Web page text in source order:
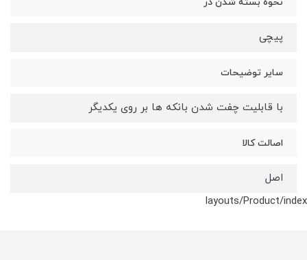
پیچی
سایر توضیحات
با قابلیت چفت شدن بانکه ها بر روی یکدیگر
اصالت کالا
اصل
layouts/Product/index